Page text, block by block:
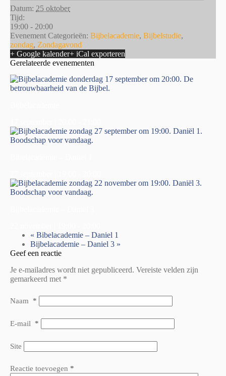
Datum: 25 oktober
Tijd:
19:00 - 20:00
Evenement Categorieën: Bijbelacademie, Bijbelstudie,
zondag, Zondagavond
+ Google kalender+ iCal exporteren
Gerelateerde evenementen
« Bibelacademie – Daniel 1
Bijbelacademie – Daniel 3 »
Geef een reactie
Je e-mailadres wordt niet gepubliceerd. Vereiste velden zijn
gemarkeerd met *
Naam *
E-mail *
Site
Reactie toevoegen *